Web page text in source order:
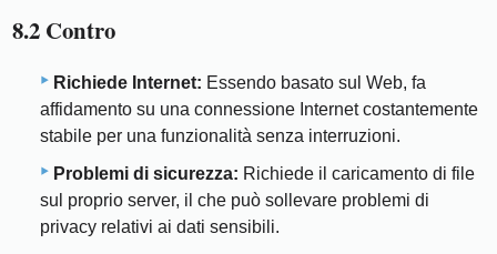
8.2 Contro
Richiede Internet: Essendo basato sul Web, fa
affidamento su una connessione Internet costantemente
stabile per una funzionalità senza interruzioni.
Problemi di sicurezza: Richiede il caricamento di file
sul proprio server, il che può sollevare problemi di
privacy relativi ai dati sensibili.